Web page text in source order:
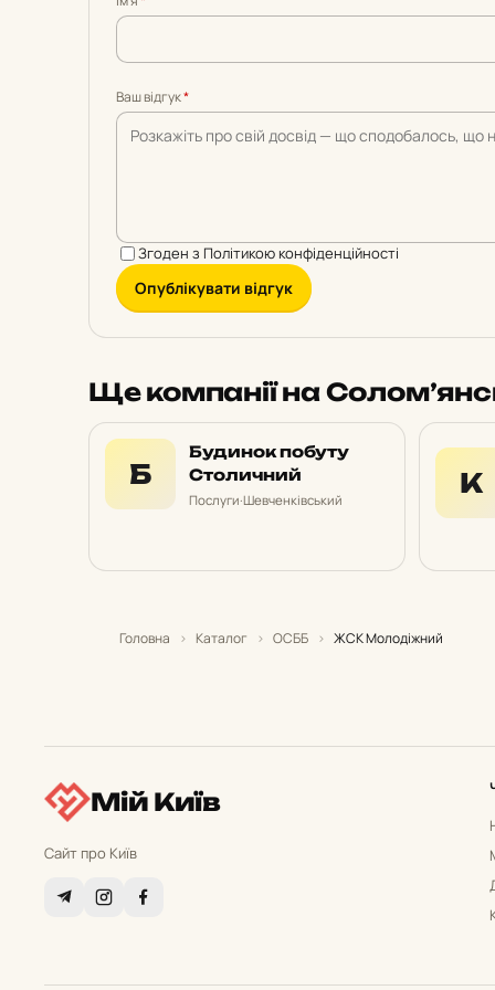
5
5
5
5
5
Ваш відгук*
Згоден з Політикою конфіденційності
Опублікувати відгук
Ще компанії на
Б
Будинок побуту
Столичний
Послуги·Шевченківський К
Головна › Каталог › ОСББ › ЖСК Молодіжний
Мій Київ
Сайт про Київ